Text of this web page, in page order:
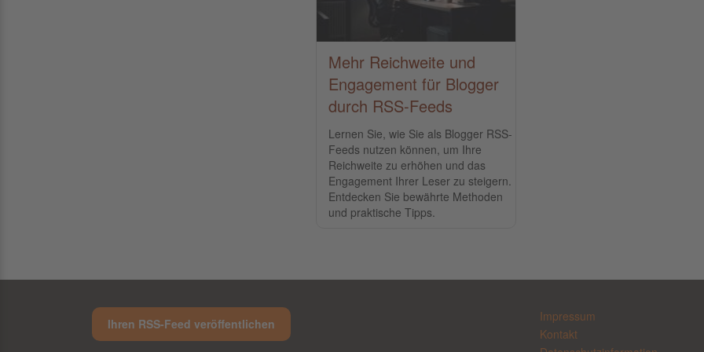
Mehr Reichweite und
Engagement für Blogger
durch RSS-Feeds
Lernen Sie, wie Sie als Blogger RSS-
Feeds nutzen können, um Ihre
Reichweite zu erhöhen und das
Engagement Ihrer Leser zu steigern.
Entdecken Sie bewährte Methoden
und praktische Tipps.
Ihren RSS-Feed veröffentlichen
Impressum
Kontakt